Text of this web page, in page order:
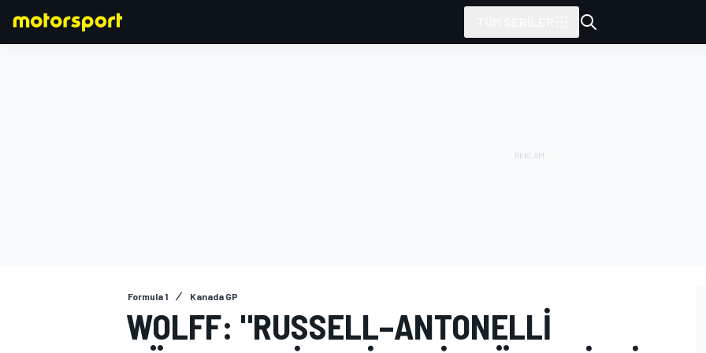
Formula 1 Kanada GP
WOLFF: "RUSSELL–ANTONELLI